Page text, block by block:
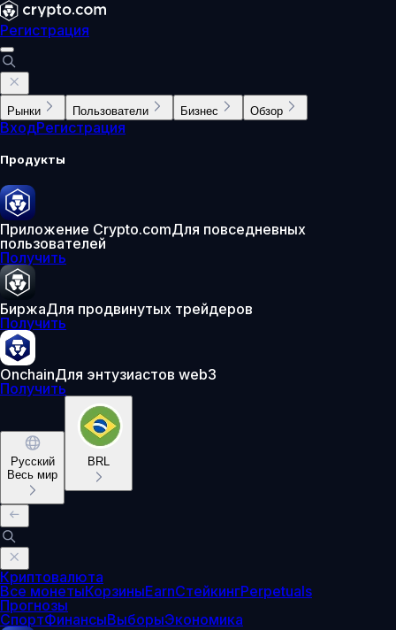
Регистрация
Рынки Пользователи Бизнес Обзор
ВходРегистрация
Продукты
Приложение Crypto.comДля повседневных
пользователей
Получить
БиржаДля продвинутых трейдеров
Получить
OnchainДля энтузиастов web3
Получить
Русский
Весь мир
BRL
Криптовалюта
Все монетыКорзиныEarnСтейкингPerpetuals
Прогнозы
СпортФинансыВыборыЭкономика